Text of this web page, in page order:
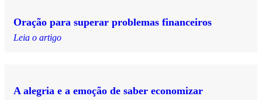
Oração para superar problemas financeiros
Leia o artigo
A alegria e a emoção de saber economizar